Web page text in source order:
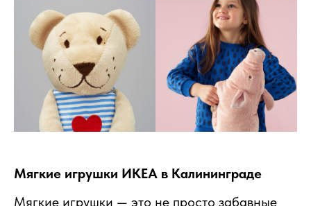
Мягкие игрушки ИКЕА в Калининграде
Мягкие игрушки — это не просто забавные